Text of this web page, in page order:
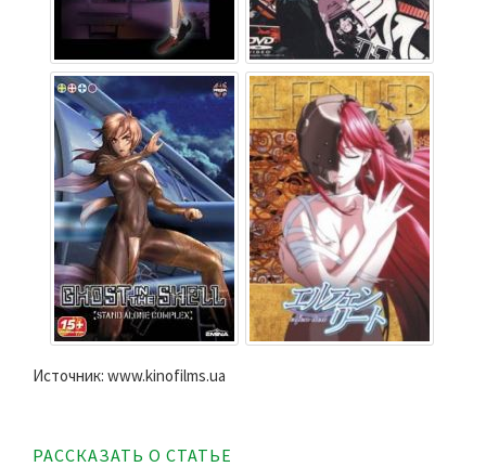
Источник: www.kinofilms.ua
РАССКАЗАТЬ О СТАТЬЕ